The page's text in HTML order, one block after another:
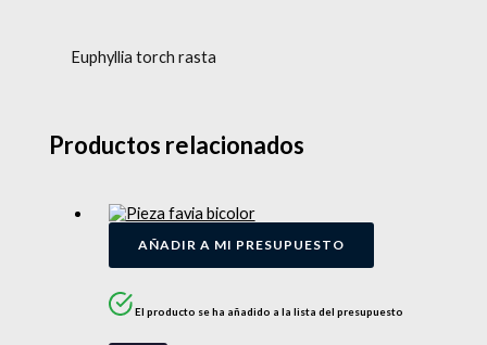
Euphyllia torch rasta
Productos relacionados
AÑADIR A MI PRESUPUESTO
El producto se ha añadido a la lista del presupuesto